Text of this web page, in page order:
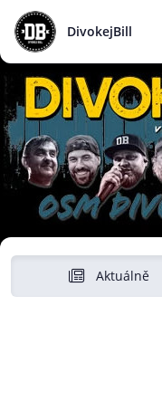
DivokejBill
Aktuálně